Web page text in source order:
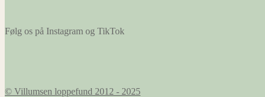
Følg os på Instagram og TikTok
© Villumsen loppefund 2012 - 2025